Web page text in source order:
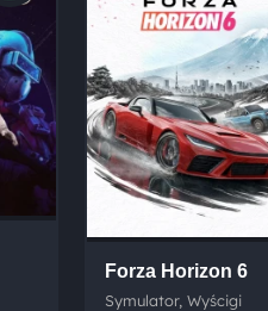
Forza Horizon 6
Symulator, Wyścigi